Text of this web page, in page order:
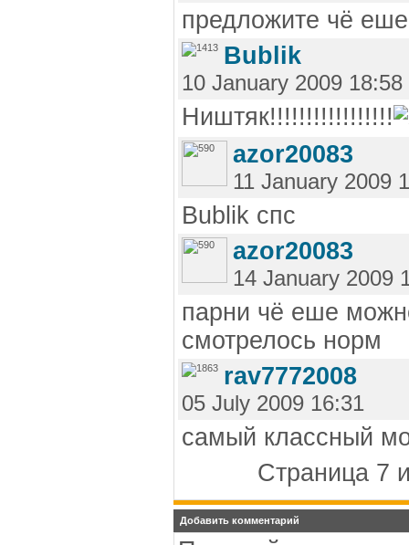
предложите чё
Bublik
10 January 2009 18:58
Ништяк!!!!!!!!!!!!!!!!!
azor20083
11 January 2009
Bublik спс
azor20083
14 January 2009
парни чё еше
смотрелось норм
rav7772008
05 July 2009 16:31
самый классный
Страница 7
Добавить комментарий